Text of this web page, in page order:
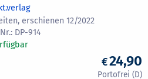
erschienen 12/2022
DP-914
24,90